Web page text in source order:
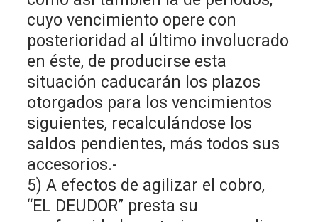
cuyo vencimiento opere con
posterioridad al último involucrado
en éste, de producirse esta
situación caducarán los plazos
otorgados para los vencimientos
siguientes, recalculándose los
saldos pendientes, más todos sus
accesorios.-
5) A efectos de agilizar el cobro,
“EL DEUDOR” presta su